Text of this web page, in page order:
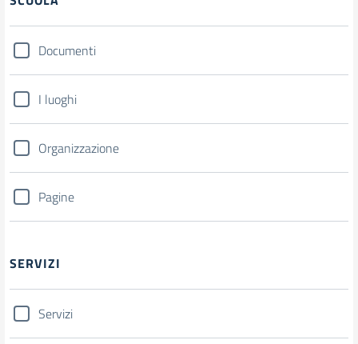
Documenti
I luoghi
Organizzazione
Pagine
SERVIZI
Servizi